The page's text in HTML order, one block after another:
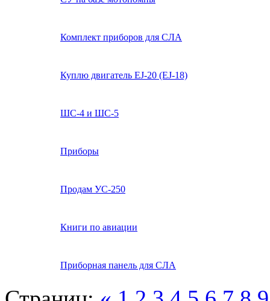
Комплект приборов для СЛА
Куплю двигатель EJ-20 (EJ-18)
ШС-4 и ШС-5
Приборы
Продам УС-250
Книги по авиации
Приборная панель для СЛА